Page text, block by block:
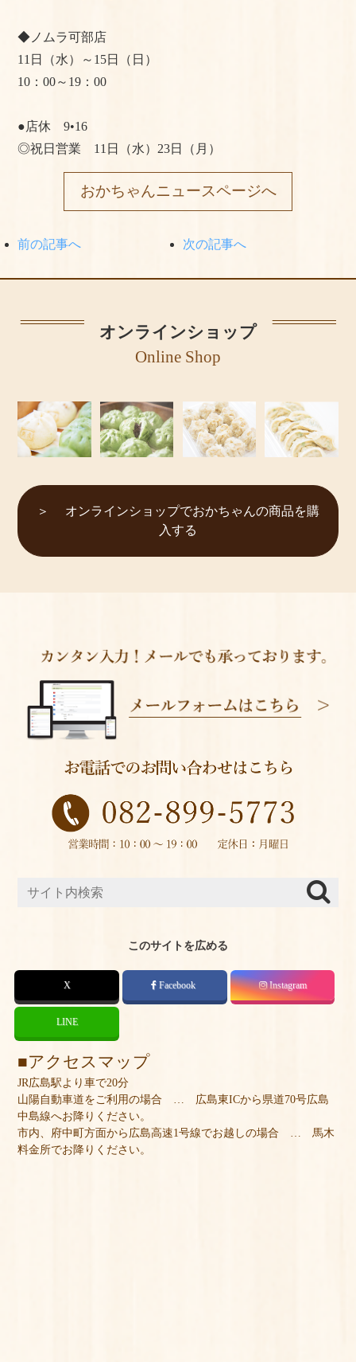
◆ノムラ可部店
11日（水）～15日（日）
10：00～19：00
●店休 9•16
◎祝日営業 11日（水）23日（月）
おかちゃんニュースページへ
前の記事へ 次の記事へ
オンラインショップ
Online Shop
オンラインショップでおかちゃんの商品を購
入する
このサイトを広める
X Facebook Instagram
LINE
アクセスマップ
JR広島駅より車で20分
山陽自動車道をご利用の場合 … 広島東ICから県道70号広島
中島線へお降りください。
市内、府中町方面から広島高速1号線でお越しの場合 … 馬木
料金所でお降りください。